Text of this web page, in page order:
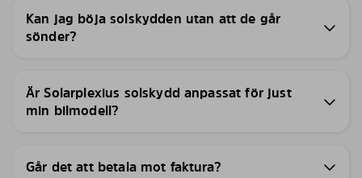
Kan jag böja solskydden utan att de går
sönder?
Är Solarplexius solskydd anpassat för just
min bilmodell?
Går det att betala mot faktura?